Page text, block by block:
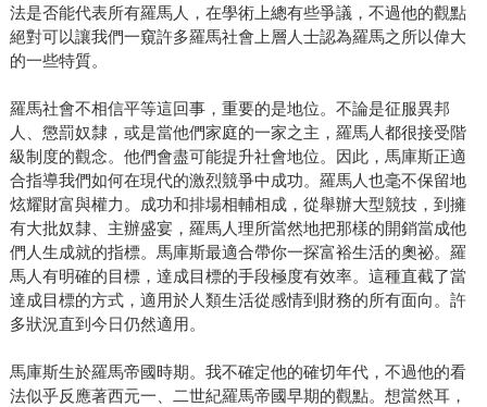
法是否能代表所有羅馬人，在學術上總有些爭議，不過他的觀點
絕對可以讓我們一窺許多羅馬社會上層人士認為羅馬之所以偉大
的一些特質。
羅馬社會不相信平等這回事，重要的是地位。不論是征服異邦
人、懲罰奴隸，或是當他們家庭的一家之主，羅馬人都很接受階
級制度的觀念。他們會盡可能提升社會地位。因此，馬庫斯正適
合指導我們如何在現代的激烈競爭中成功。羅馬人也毫不保留地
炫耀財富與權力。成功和排場相輔相成，從舉辦大型競技，到擁
有大批奴隸、主辦盛宴，羅馬人理所當然地把那樣的開銷當成他
們人生成就的指標。馬庫斯最適合帶你一探富裕生活的奧祕。羅
馬人有明確的目標，達成目標的手段極度有效率。這種直截了當
達成目標的方式，適用於人類生活從感情到財務的所有面向。許
多狀況直到今日仍然適用。
馬庫斯生於羅馬帝國時期。我不確定他的確切年代，不過他的看
法似乎反應著西元一、二世紀羅馬帝國早期的觀點。想當然耳，